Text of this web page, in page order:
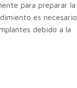
para preparar la
es necesario
debido a la